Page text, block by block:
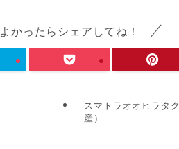
よかったらシェアしてね！
スマトラオオヒラタ
産）